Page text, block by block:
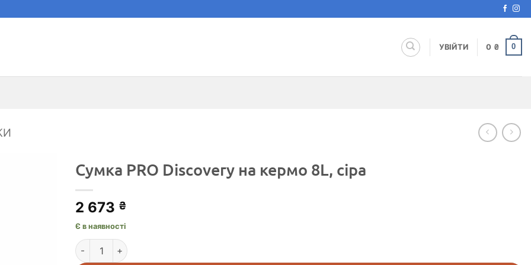
УВІЙТИ 0 ₴ 0
Сумка PRO Discovery на кермо 8L, сіра
2 673 ₴
Є в наявності
Сумка PRO Discovery на кермо 8L, сіра кількість